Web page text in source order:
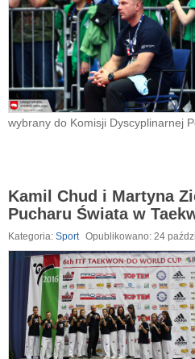
wybrany do Komisji Dyscyplinarnej
Kamil Chud i Martyna
Pucharu Świata w
Kategoria: Sport Opublikowano: 24